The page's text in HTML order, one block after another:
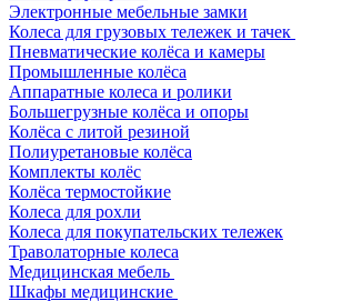
Электронные мебельные замки
Колеса для грузовых тележек и тачек
Пневматические колёса и камеры
Промышленные колёса
Аппаратные колеса и ролики
Большегрузные колёса и опоры
Колёса с литой резиной
Полиуретановые колёса
Комплекты колёс
Колёса термостойкие
Колеса для рохли
Колеса для покупательских тележек
Траволаторные колеса
Медицинская мебель
Шкафы медицинские